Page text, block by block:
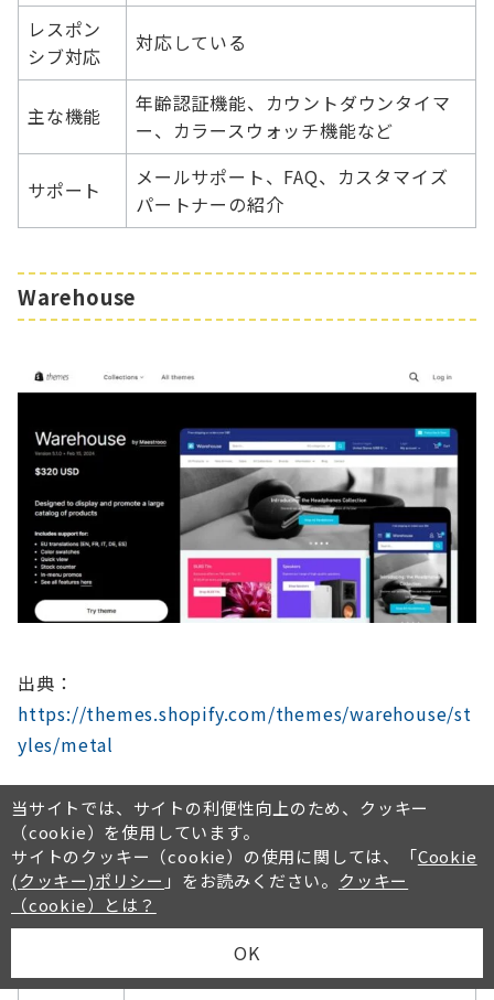
レスポン
シブ対応
対応している
主な機能
年齢認証機能、カウントダウンタイマ
ー、カラースウォッチ機能など
サポート
メールサポート、FAQ、カスタマイズ
パートナーの紹介
Warehouse
出典：
https://themes.shopify.com/themes/warehouse/st
yles/metal
Warehouseは 商品の品揃えが豊富なECサイト向け
ーマです。おすすめ商品や在庫の残り数を表示するな
どコンバージョンにつなげる機能が充実しています。
当サイトでは、サイトの利便性向上のため、クッキー
（cookie）を使用しています。
サイトのクッキー（cookie）の使用に関しては、「Cookie
(クッキー)ポリシー 」をお読みください。 クッキー
（cookie）とは？
OK